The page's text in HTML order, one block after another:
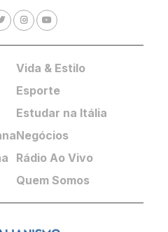
Vida & Estilo
Esporte
Estudar na Itália
Negócios
Rádio Ao Vivo
Quem Somos